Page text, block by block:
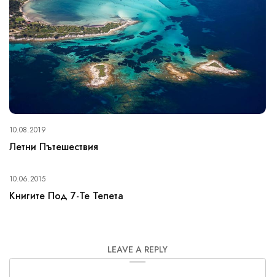
10.08.2019
Летни Пътешествия
10.06.2015
Книгите Под 7-Те Тепета
LEAVE A REPLY